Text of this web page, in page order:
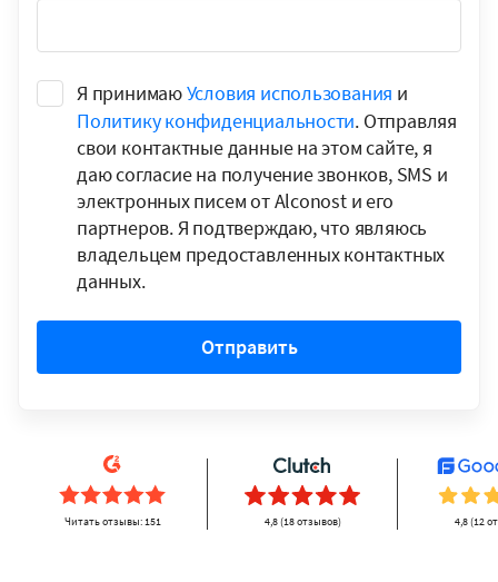
Я принимаюУсловия использования и
Политику конфиденциальности. Отправляя
свои контактные данные на этом сайте, я
даю согласие на получение звонков, SMS и
электронных писем от Alconost и его
партнеров. Я подтверждаю, что являюсь
владельцем предоставленных контактных
данных.
Отправить
Читать отзывы: 151 4,8 (18 отзывов) 4,8 (12